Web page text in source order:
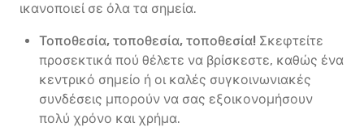
ικανοποιεί σε όλα τα σημεία.
Τοποθεσία, τοποθεσία, τοποθεσία! Σκεφτείτε
προσεκτικά πού θέλετε να βρίσκεστε, καθώς ένα
κεντρικό σημείο ή οι καλές συγκοινωνιακές
συνδέσεις μπορούν να σας εξοικονομήσουν
πολύ χρόνο και χρήμα.